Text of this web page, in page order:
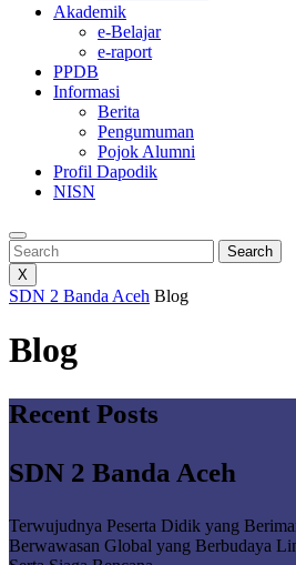
Akademik
e-Belajar
e-raport
PPDB
Informasi
Berita
Pengumuman
Pojok Alumni
Profil Dapodik
NISN
Search
Search
X
SDN 2 Banda Aceh Blog
Blog
Recent Posts
SDN 2 Banda Aceh
Terwujudnya Peserta Didik yang
Berwawasan Global yang Berbudaya